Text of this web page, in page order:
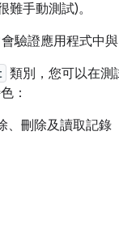
手動測試)。
驗證應用程式中
類別，您可以在測
：
、刪除及讀取記錄